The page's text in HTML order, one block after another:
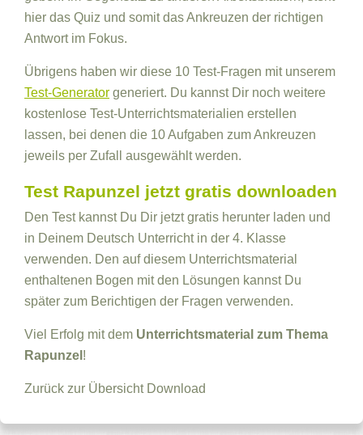
hier das Quiz und somit das Ankreuzen der richtigen
Antwort im Fokus.
Übrigens haben wir diese 10 Test-Fragen mit unserem
Test-Generator generiert. Du kannst Dir noch weitere
kostenlose Test-Unterrichtsmaterialien erstellen
lassen, bei denen die 10 Aufgaben zum Ankreuzen
jeweils per Zufall ausgewählt werden.
Test Rapunzel jetzt gratis downloaden
Den Test kannst Du Dir jetzt gratis herunter laden und
in Deinem Deutsch Unterricht in der 4. Klasse
verwenden. Den auf diesem Unterrichtsmaterial
enthaltenen Bogen mit den Lösungen kannst Du
später zum Berichtigen der Fragen verwenden.
Viel Erfolg mit dem Unterrichtsmaterial zum Thema
Rapunzel !
Zurück zur Übersicht Download